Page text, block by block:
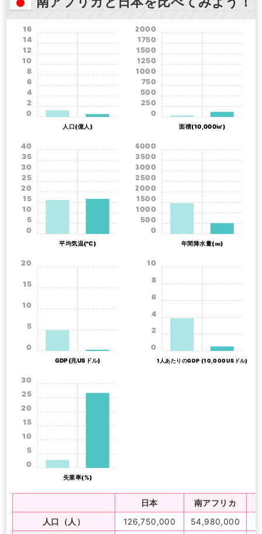
人口(億人)
0
2
4
6
8
10
12
14
16
面積(10,000㎢)
0
250
500
750
1000
1250
1500
1750
2000
平均気温(℃)
0
5
10
15
20
25
30
35
40
年間降水量(㎜)
0
500
1000
1500
2000
2500
3000
3500
4000
GDP(兆USドル)
0
5
10
15
20
1人あたりのGDP (10,000USドル)
0
2
4
6
8
10
失業率(%)
0
5
10
15
20
25
30
日本
南アフリカ
人口（人）
126,750,000
54,980,000